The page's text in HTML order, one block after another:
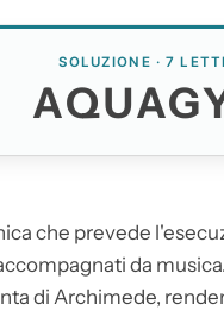
SOLUZIONE · 7
che prevede
da
di Archimede,